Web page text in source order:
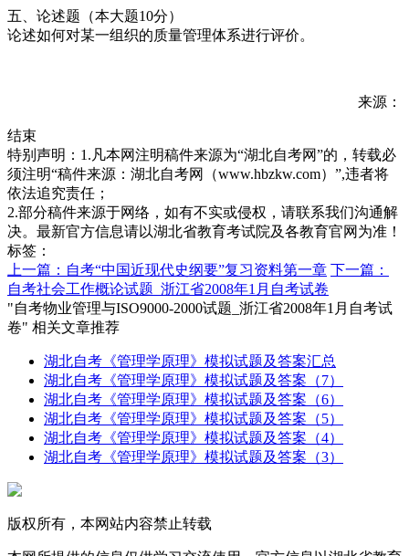
五、论述题（本大题10分）
论述如何对某一组织的质量管理体系进行评价。
来源：
结束
特别声明：1.凡本网注明稿件来源为“湖北自考网”的，转载必
须注明“稿件来源：湖北自考网（www.hbzkw.com）”,违者将
依法追究责任；
2.部分稿件来源于网络，如有不实或侵权，请联系我们沟通解
决。最新官方信息请以湖北省教育考试院及各教育官网为准！
标签：
上一篇：自考“中国近现代史纲要”复习资料第一章 下一篇：
自考社会工作概论试题_浙江省2008年1月自考试卷
"自考物业管理与ISO9000-2000试题_浙江省2008年1月自考试
卷" 相关文章推荐
湖北自考《管理学原理》模拟试题及答案汇总
湖北自考《管理学原理》模拟试题及答案（7）
湖北自考《管理学原理》模拟试题及答案（6）
湖北自考《管理学原理》模拟试题及答案（5）
湖北自考《管理学原理》模拟试题及答案（4）
湖北自考《管理学原理》模拟试题及答案（3）
版权所有，本网站内容禁止转载